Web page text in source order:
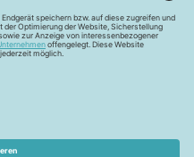
Vertrag widerrufen